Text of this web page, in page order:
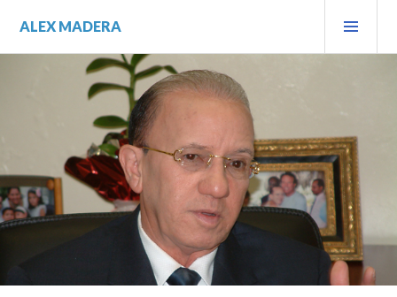
contenido.
ALEX MADERA